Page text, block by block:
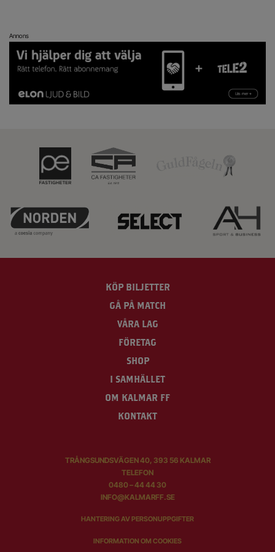
Annons
KÖP BILJETTER
GÅ PÅ MATCH
VÅRA LAG
FÖRETAG
SHOP
I SAMHÄLLET
OM KALMAR FF
KONTAKT
TRÅNGSUNDSVÄGEN 40, 393 56 KALMAR
TELEFON
0480 – 44 44 30
INFO@KALMARFF.SE
HANTERING AV PERSONUPPGIFTER
INFORMATION OM COOKIES